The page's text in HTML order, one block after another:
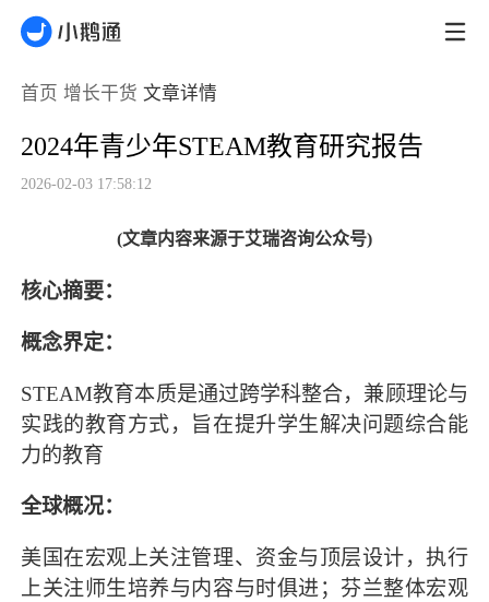
首页 增长干货 文章详情
2024年青少年STEAM教育研究报告
2026-02-03 17:58:12
(文章内容来源于艾瑞咨询公众号)
核心摘要：
概念界定：
STEAM教育本质是通过跨学科整合，兼顾理论与
实践的教育方式，旨在提升学生解决问题综合能
力的教育
全球概况：
美国在宏观上关注管理、资金与顶层设计，执行
上关注师生培养与内容与时俱进；芬兰整体宏观